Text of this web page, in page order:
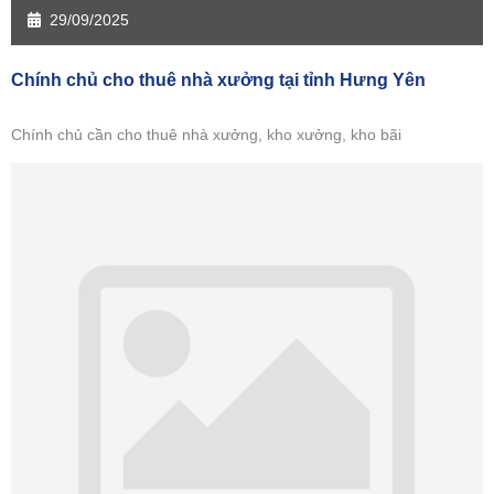
29/09/2025
Chính chủ cho thuê nhà xưởng tại tỉnh Hưng Yên
Chính chủ cần cho thuê nhà xưởng, kho xưởng, kho bãi